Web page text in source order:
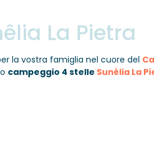
La Pietra
la vostra famiglia nel cuore del
campeggio 4 stelle Sunêlia La